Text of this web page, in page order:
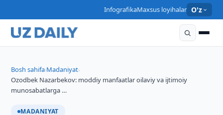
InfografikaMaxsus loyihalar O'z
Bosh sahifa›Madaniyat›
Ozodbek Nazarbekov: moddiy manfaatlar oilaviy va ijtimoiy
munosabatlarga …
MADANIYAT